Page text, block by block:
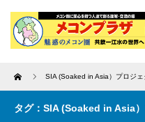
Home SIA (Soaked in Asia）プロジェ
タグ：SIA (Soaked in Asia